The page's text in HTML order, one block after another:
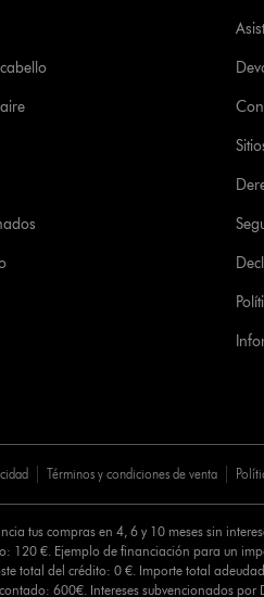
Términos y condiciones de venta
tus compras en 4, 6 y 10 meses sin
120 €. Ejemplo de financiación para un
total del crédito: 0 €. Importe total
600€. Intereses subvencionados por